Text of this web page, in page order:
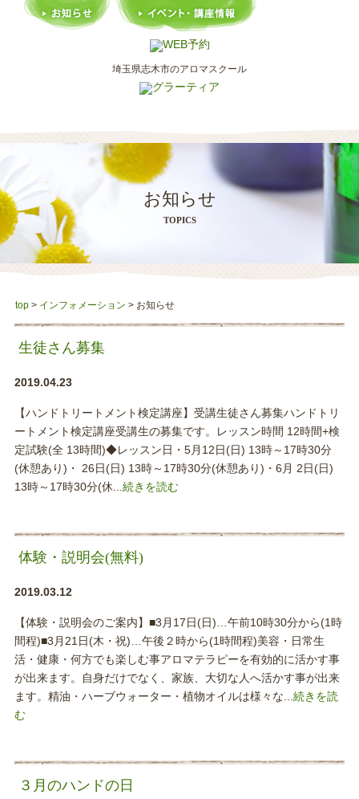
埼玉県志木市のアロマスクール
お知らせ
TOPICS
top> インフォメーション > お知らせ
生徒さん募集
2019.04.23
【ハンドトリートメント検定講座】受講生徒さん募集ハンドトリ
ートメント検定講座受講生の募集です。レッスン時間 12時間+検
定試験(全 13時間)◆レッスン日・5月12日(日) 13時～17時30分
(休憩あり)・ 26日(日) 13時～17時30分(休憩あり)・6月 2日(日)
13時～17時30分(休...続きを読む
体験・説明会(無料)
2019.03.12
【体験・説明会のご案内】■3月17日(日)…午前10時30分から(1時
間程)■3月21日(木・祝)…午後２時から(1時間程)美容・日常生
活・健康・何方でも楽しむ事アロマテラピーを有効的に活かす事
が出来ます。自身だけでなく、家族、大切な人へ活かす事が出来
ます。精油・ハーブウォーター・植物オイルは様々な...続きを読
む
３月のハンドの日